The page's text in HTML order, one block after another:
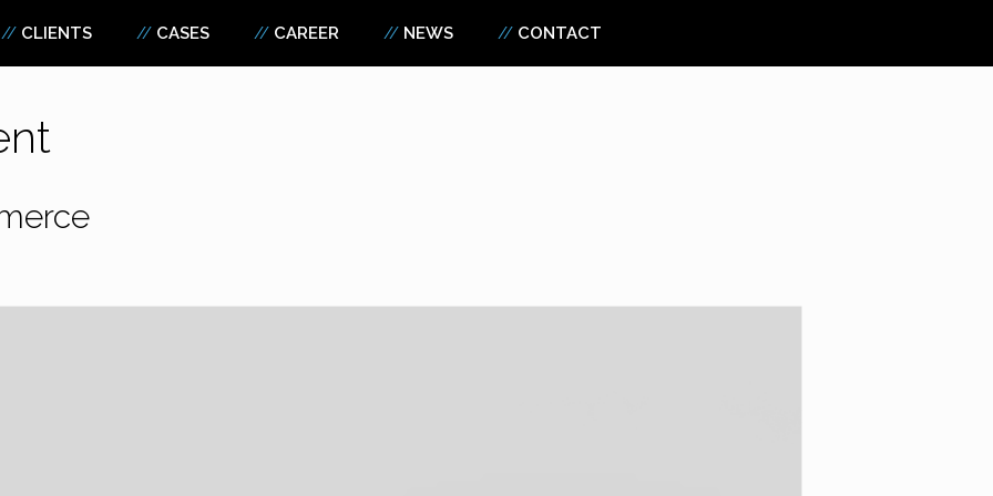
CLIENTS CASES CAREER NEWS CONTACT